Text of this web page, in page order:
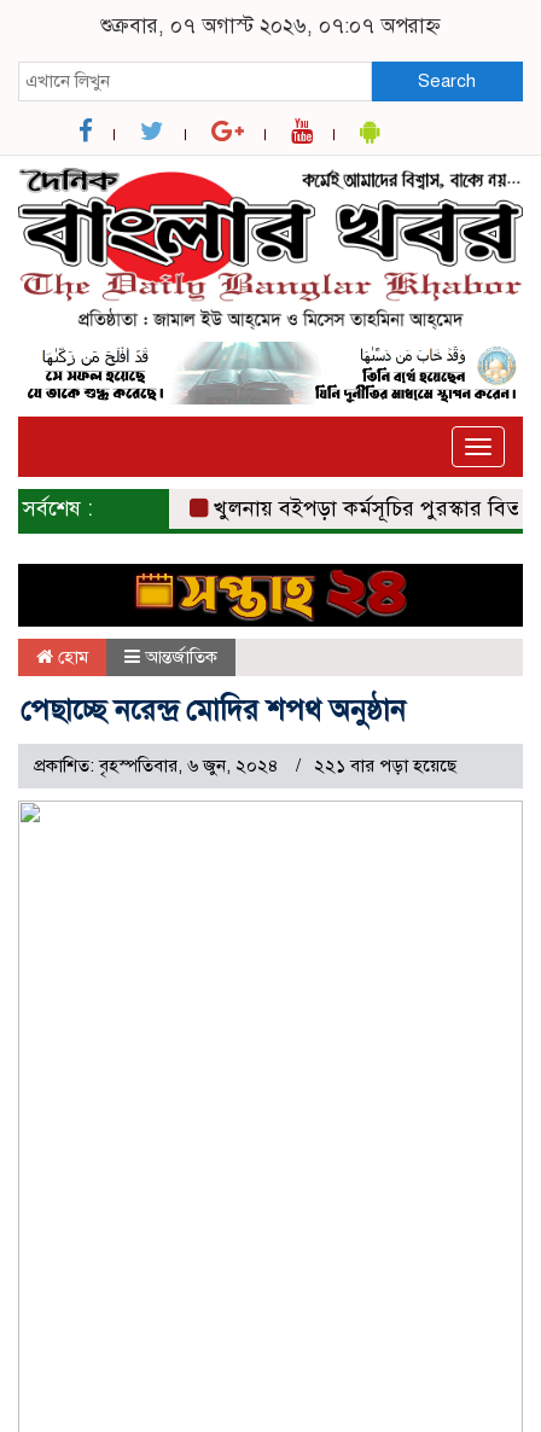
শুক্রবার, ০৭ অগাস্ট ২০২৬, ০৭:০৭ অপরাহ্ন
Search
Toggle
সর্বশেষ : খুলনায় বইপড়া কর্মসূচির পুরস্কার বিতরণী
হোম আন্তর্জাতিক
পেছাচ্ছে নরেন্দ্র মোদির শপথ অনুষ্ঠান
প্রকাশিত: বৃহস্পতিবার, ৬ জুন, ২০২৪ ২২১ বার পড়া হয়েছে